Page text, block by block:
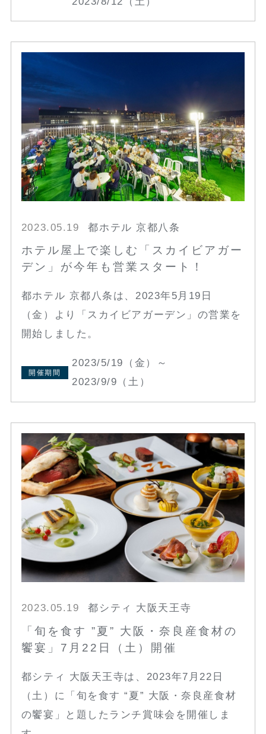
2023.05.19 都ホテル 京都八条
ホテル屋上で楽しむ「スカイビアガー
デン」が今年も営業スタート！
都ホテル 京都八条は、2023年5月19日
（金）より「スカイビアガーデン」の営業を
開始しました。
開催期間
2023/5/19（金）～
2023/9/9（土）
2023.05.19 都シティ 大阪天王寺
「旬を食す ”夏” 大阪・奈良産食材の
饗宴」7月22日（土）開催
都シティ 大阪天王寺は、2023年7月22日
（土）に「旬を食す “夏” 大阪・奈良産食材
の饗宴」と題したランチ賞味会を開催しま